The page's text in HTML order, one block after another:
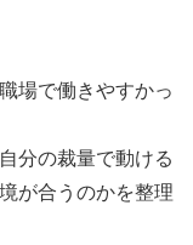
場で働きやすかっ
分の裁量で動ける
が合うのかを整理